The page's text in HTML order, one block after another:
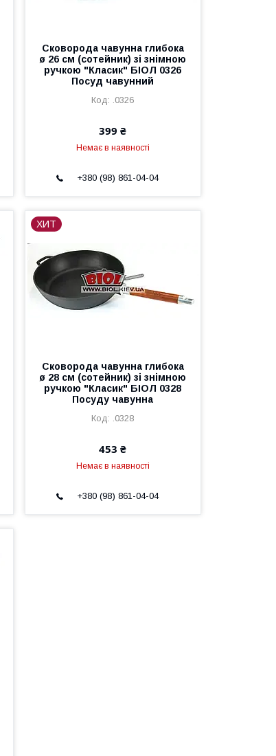
Сковорода чавунна глибока
ø 26 см (сотейник) зі знімною
ручкою "Класик" БІОЛ 0326
Посуд чавунний
.0326
399 ₴
Немає в наявності
+380 (98) 861-04-04
ХИТ
Сковорода чавунна глибока
ø 28 см (сотейник) зі знімною
ручкою "Класик" БІОЛ 0328
Посуду чавунна
.0328
453 ₴
Немає в наявності
+380 (98) 861-04-04